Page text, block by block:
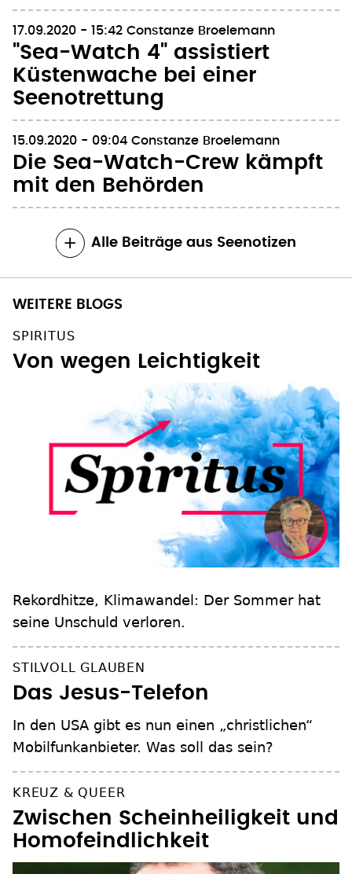
17.09.2020 - 15:42 Constanze Broelemann
"Sea-Watch 4" assistiert
Küstenwache bei einer
Seenotrettung
15.09.2020 - 09:04 Constanze Broelemann
Die Sea-Watch-Crew kämpft
mit den Behörden
Alle Beiträge aus Seenotizen
WEITERE BLOGS
SPIRITUS
Von wegen Leichtigkeit
Rekordhitze, Klimawandel: Der Sommer hat
seine Unschuld verloren.
STILVOLL GLAUBEN
Das Jesus-Telefon
In den USA gibt es nun einen „christlichen“
Mobilfunkanbieter. Was soll das sein?
KREUZ & QUEER
Zwischen Scheinheiligkeit und
Homofeindlichkeit